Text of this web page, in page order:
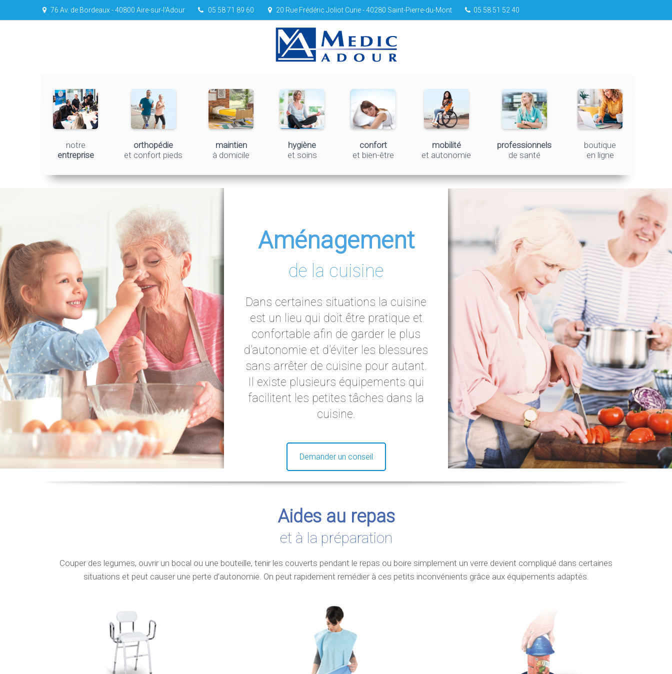
76 Av. de Bordeaux - 40800 Aire-sur-l'Adour 05 58 71 89 60 20 Rue Frédéric Joliot Curie - 40280 Saint-Pierre-du-Mont 05 58 51 52 40
notre
entreprise
orthopédie
et confort pieds
maintien
à domicile
hygiène
et soins
confort
et bien-être
mobilité
et autonomie
professionnels
de santé
boutique
en ligne
Aménagement
de la cuisine
Dans certaines situations la cuisine
est un lieu qui doit être pratique et
confortable afin de garder le plus
d’autonomie et d’éviter les blessures
sans arrêter de cuisine pour autant.
Il existe plusieurs équipements qui
facilitent les petites tâches dans la
cuisine.
Demander un conseil
Aides au repas
et à la préparation
Couper des legumes, ouvrir un bocal ou une bouteille, tenir les couverts pendant le repas ou boire simplement un verre devient compliqué dans certaines
situations et peut causer une perte d’autonomie. On peut rapidement remédier à ces petits inconvénients grâce aux équipements adaptés.